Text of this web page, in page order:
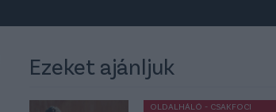
Ezeket ajánljuk
OLDALHÁLÓ - CSAKFOCI